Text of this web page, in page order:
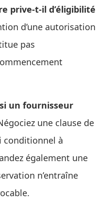
prive‑t‑il d’éligibilité
d’une autorisation
pas
un fournisseur
une clause de
conditionnel à
également une
n’entraîne